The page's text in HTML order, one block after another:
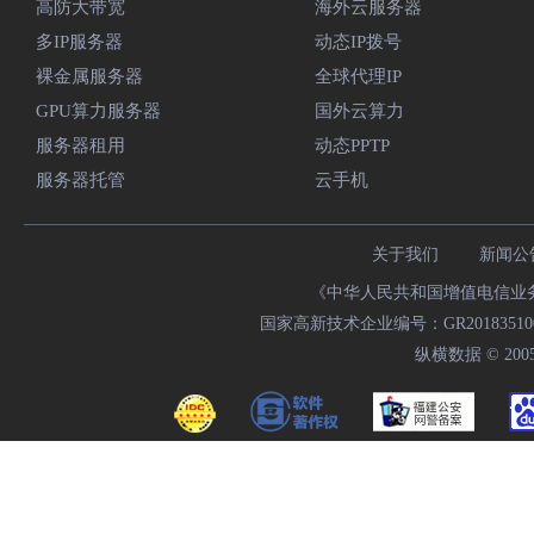
高防大带宽
多IP服务器
裸金属服务器
GPU算力服务器
服务器租用
服务器托管
海外云服务器
动态IP拨号
全球代理IP
国外云算力
动态PPTP
云手机
关于我们 新闻公
《中华人民共和国增值电信
国家高新技术企业编号：
纵横数据 ©